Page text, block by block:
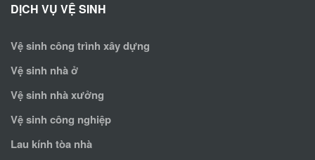
DỊCH VỤ VỆ SINH
Vệ sinh công trình xây dựng
Vệ sinh nhà ở
Vệ sinh nhà xưởng
Vệ sinh công nghiệp
Lau kính tòa nhà